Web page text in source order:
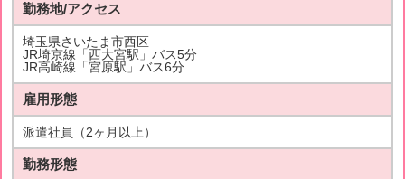
勤務地/アクセス
埼玉県さいたま市西区
JR埼京線「西大宮駅」バス5分
JR高崎線「宮原駅」バス6分
雇用形態
派遣社員（2ヶ月以上）
勤務形態